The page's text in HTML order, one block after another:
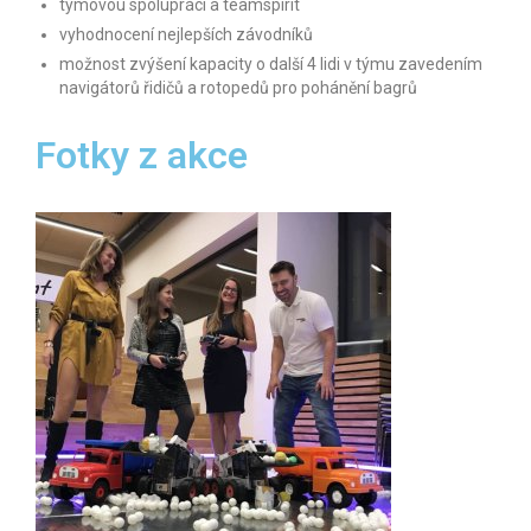
týmovou spolupráci a teamspirit
vyhodnocení nejlepších závodníků
možnost zvýšení kapacity o další 4 lidi v týmu zavedením
navigátorů řidičů a rotopedů pro pohánění bagrů
Fotky z akce